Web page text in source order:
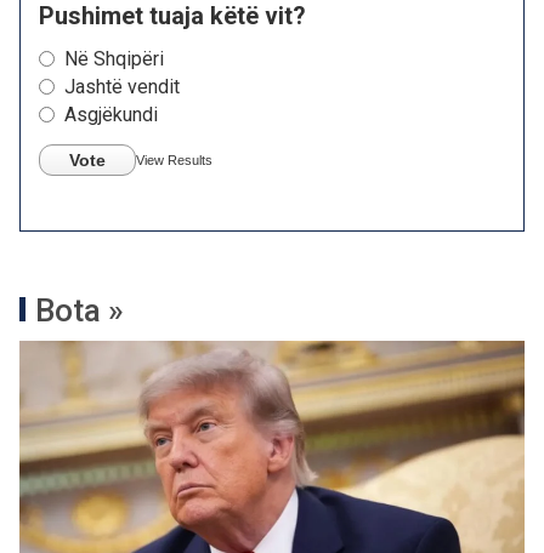
Pushimet tuaja këtë vit?
Në Shqipëri
Jashtë vendit
Asgjëkundi
Vote View Results
Bota »